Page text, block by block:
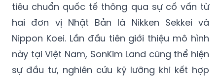
tiêu chuẩn quốc tế thông qua sự cố vấn từ
hai đơn vị Nhật Bản là Nikken Sekkei và
Nippon Koei. Lần đầu tiên giới thiệu mô hình
này tại Việt Nam, SonKim Land cũng thể hiện
sự đầu tư, nghiên cứu kỹ lưỡng khi kết hợp